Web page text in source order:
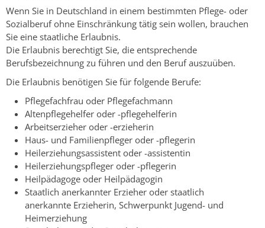
Wenn Sie in Deutschland in einem bestimmten Pflege- oder
Sozialberuf ohne Einschränkung tätig sein wollen, brauchen
Sie eine staatliche Erlaubnis.
Die Erlaubnis berechtigt Sie, die entsprechende
Berufsbezeichnung zu führen und den Beruf auszuüben.
Die Erlaubnis benötigen Sie für folgende Berufe:
Pflegefachfrau oder Pflegefachmann
Altenpflegehelfer oder -pflegehelferin
Arbeitserzieher oder -erzieherin
Haus- und Familienpfleger oder -pflegerin
Heilerziehungsassistent oder -assistentin
Heilerziehungspfleger oder -pflegerin
Heilpädagoge oder Heilpädagogin
Staatlich anerkannter Erzieher oder staatlich
anerkannte Erzieherin, Schwerpunkt Jugend- und
Heimerziehung